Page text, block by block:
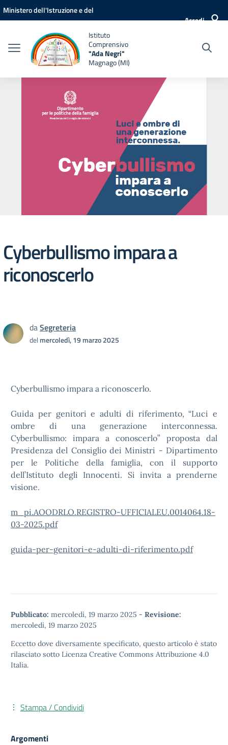
Vai ai contenuti
Vai al menu di navigazione
Vai al footer
Ministero dell'Istruzione e del
Accedi
Istituto
Comprensivo
"Ada Negri"
Magnago (MI)
Cyberbullismo impara a
riconoscerlo
daSegreteria
delmercoledì, 19 marzo 2025
Cyberbullismo impara a riconoscerlo.
Guida per genitori e adulti di riferimento, “Luci e
ombre di una generazione interconnessa.
Cyberbullismo: impara a conoscerlo” proposta dal
Presidenza del Consiglio dei Ministri - Dipartimento
per le Politiche della famiglia, con il supporto
dell’Istituto degli Innocenti. Si invita a prenderne
visione.
m_pi.AOODRLO.REGISTRO-UFFICIALEU.0014064.18-
03-2025.pdf
guida-per-genitori-e-adulti-di-riferimento.pdf
Pubblicato: mercoledì, 19 marzo 2025 - Revisione:
mercoledì, 19 marzo 2025
Eccetto dove diversamente specificato, questo articolo è stato
rilasciato sotto Licenza Creative Commons Attribuzione 4.0
Italia.
Stampa / Condividi
Argomenti